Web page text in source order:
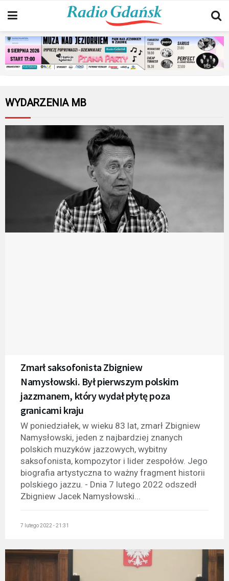
WYDARZENIA MB
Zmarł saksofonista Zbigniew
Namysłowski. Był pierwszym polskim
jazzmanem, który wydał płytę poza
granicami kraju
W poniedziałek, w wieku 83 lat, zmarł Zbigniew
Namysłowski, jeden z najbardziej znanych
polskich muzyków jazzowych, wybitny
saksofonista, kompozytor i lider zespołów. Jego
biografia artystyczna to ważny fragment historii
polskiego jazzu. - Dnia 7 lutego 2022 odszedł
Zbigniew Jacek Namysłowski...
7 lutego 2022 - 21:31